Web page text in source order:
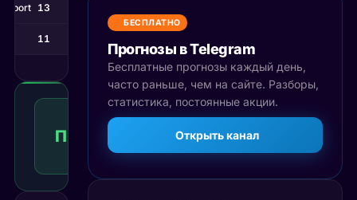
Esport 13
11
П2
Победа
игрока
Рекомендуемая
Победа
БЕСПЛАТНО
Прогнозы в Telegram
Бесплатные прогнозы каждый день,
часто раньше, чем на сайте. Разборы,
статистика, постоянные акции.
Открыть канал